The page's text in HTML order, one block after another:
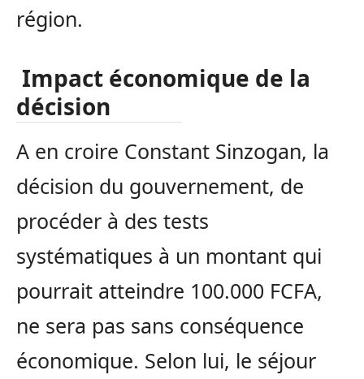
région.
Impact économique de la
décision
A en croire Constant Sinzogan, la
décision du gouvernement, de
procéder à des tests
systématiques à un montant qui
pourrait atteindre 100.000 FCFA,
ne sera pas sans conséquence
économique. Selon lui, le séjour